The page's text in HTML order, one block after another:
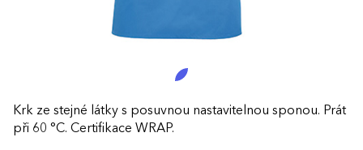
Krk ze stejné látky s posuvnou nastavitelnou sponou. Prát
při 60 °C. Certifikace WRAP.